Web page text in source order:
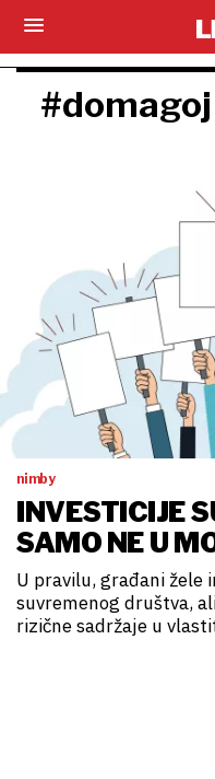
nimby
INVESTICIJE
SAMO NE U
U pravilu, građani
suvremenog društva,
rizične sadržaje u